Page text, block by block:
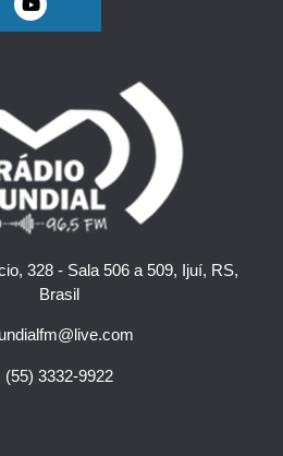
328 - Sala 506 a 509, Ijuí, RS,
Brasil
(55) 3332-9922